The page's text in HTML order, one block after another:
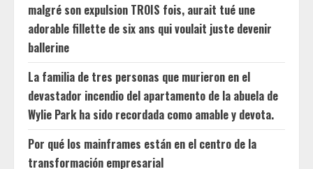
malgré son expulsion TROIS fois, aurait tué une
adorable fillette de six ans qui voulait juste devenir
ballerine
La familia de tres personas que murieron en el
devastador incendio del apartamento de la abuela de
Wylie Park ha sido recordada como amable y devota.
Por qué los mainframes están en el centro de la
transformación empresarial